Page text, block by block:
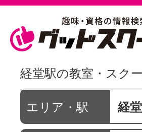
経堂駅の教室・スク
エリア・駅 経